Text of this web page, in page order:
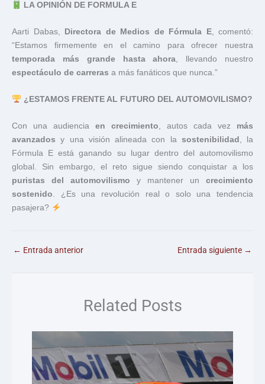
LA OPINIÓN DE FORMULA E
Aarti Dabas, Directora de Medios de Fórmula E, comentó:
“Estamos firmemente en el camino para ofrecer nuestra
temporada más grande hasta ahora, llevando nuestro
espectáculo de carreras a más fanáticos que nunca.”
¿ESTAMOS FRENTE AL FUTURO DEL AUTOMOVILISMO?
Con una audiencia en crecimiento , autos cada vez más
avanzados y una visión alineada con la sostenibilidad
, la
Fórmula E está ganando su lugar dentro del automovilismo
global. Sin embargo, el reto sigue siendo conquistar a los
puristas del automovilismo y mantener un crecimiento
sostenido . ¿Es una revolución real o solo una tendencia
pasajera?
← Entrada anterior Entrada siguiente →
Related Posts